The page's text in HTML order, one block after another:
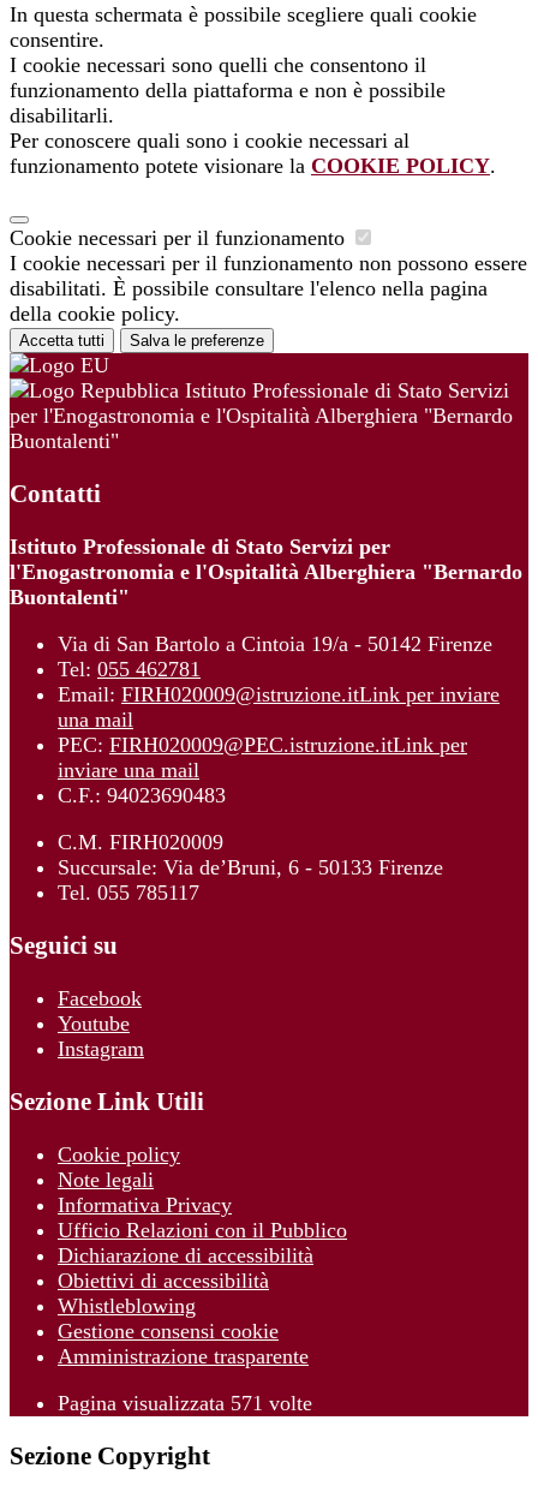
In questa schermata è possibile scegliere quali cookie
consentire.
I cookie necessari sono quelli che consentono il
funzionamento della piattaforma e non è possibile
disabilitarli.
Per conoscere quali sono i cookie necessari al
funzionamento potete visionare la COOKIE POLICY.
Cookie necessari per il funzionamento
I cookie necessari per il funzionamento non possono essere
disabilitati. È possibile consultare l'elenco nella pagina
della cookie policy.
Accetta tutti Salva le preferenze
Istituto Professionale di Stato Servizi
per l'Enogastronomia e l'Ospitalità Alberghiera "Bernardo
Buontalenti"
Contatti
Istituto Professionale di Stato Servizi per
l'Enogastronomia e l'Ospitalità Alberghiera "Bernardo
Buontalenti"
Via di San Bartolo a Cintoia 19/a - 50142 Firenze
Tel: 055 462781
Email: FIRH020009@istruzione.itLink per inviare
una mail
PEC: FIRH020009@PEC.istruzione.itLink per
inviare una mail
C.F.: 94023690483
C.M. FIRH020009
Succursale: Via de’Bruni, 6 - 50133 Firenze
Tel. 055 785117
Seguici su
Facebook
Youtube
Instagram
Sezione Link Utili
Cookie policy
Note legali
Informativa Privacy
Ufficio Relazioni con il Pubblico
Dichiarazione di accessibilità
Obiettivi di accessibilità
Whistleblowing
Gestione consensi cookie
Amministrazione trasparente
Pagina visualizzata 571 volte
Sezione Copyright